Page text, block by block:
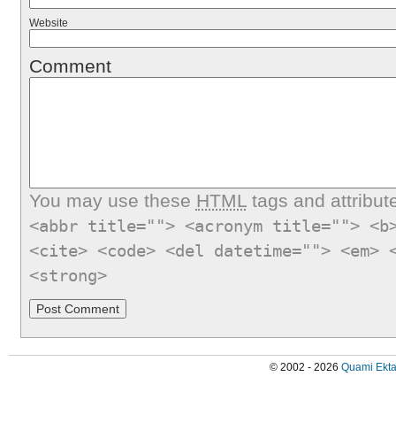
Website
Comment
You may use these HTMLtags and
<abbr title=""> <acronym title="">
<cite> <code> <del datetime="">
<strong>
© 2002 - 2026 Quami